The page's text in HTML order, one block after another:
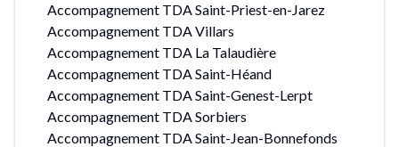
Accompagnement TDA Saint-Priest-en-Jarez
Accompagnement TDA Villars
Accompagnement TDA La Talaudière
Accompagnement TDA Saint-Héand
Accompagnement TDA Saint-Genest-Lerpt
Accompagnement TDA Sorbiers
Accompagnement TDA Saint-Jean-Bonnefonds